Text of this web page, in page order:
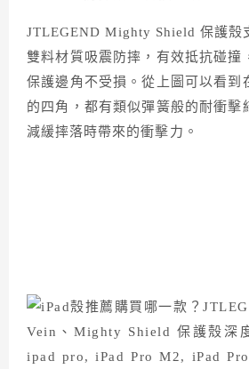
JTLEGEND Mighty Shield 保護殼
雙料材質吸震防摔，有效抵抗碰撞
保護邊角不受損。從上圖可以看到
的四角，都有類似彈簧般的耐衝擊
減緩摔落時帶來的衝擊力。